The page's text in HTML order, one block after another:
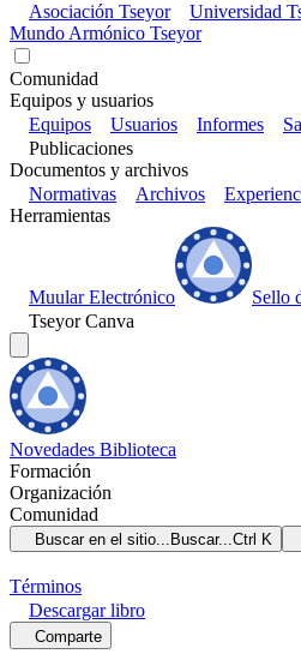
Asociación Tseyor
Universidad
Mundo Armónico Tseyor
Comunidad
Equipos y usuarios
Equipos
Usuarios Informes
Publicaciones
Documentos y archivos
Normativas
Archivos
Herramientas
Muular Electrónico Sello
Tseyor Canva
Novedades Biblioteca
Formación
Organización
Comunidad
Buscar en el sitio... Buscar...Ctrl K
Términos
Descargarlibro
Comparte